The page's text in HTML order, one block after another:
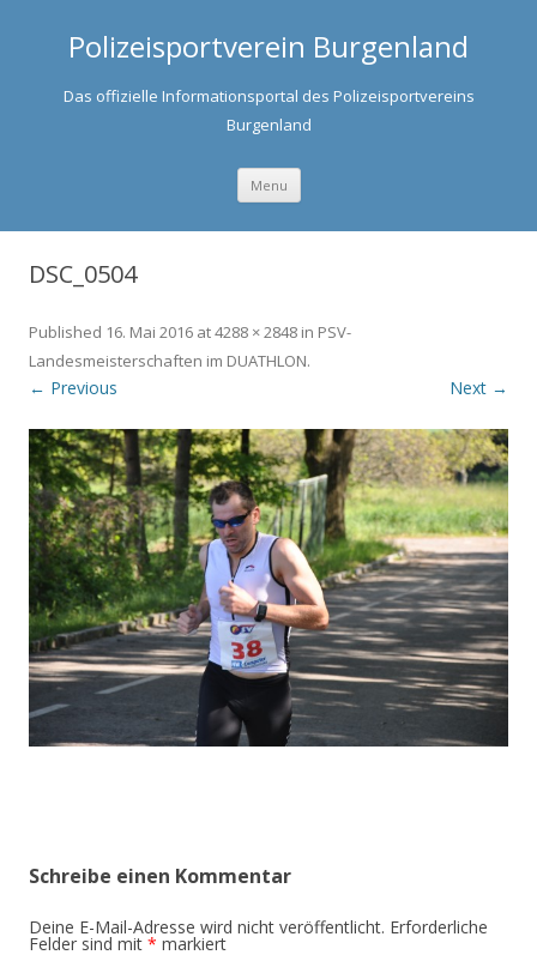
Polizeisportverein Burgenland
Das offizielle Informationsportal des Polizeisportvereins
Burgenland
Menu Skip to content
DSC_0504
Published 16. Mai 2016 at4288 × 2848 in PSV-
Landesmeisterschaften im DUATHLON.
← Previous Next →
Schreibe einen Kommentar
Deine E-Mail-Adresse wird nicht veröffentlicht. Erforderliche
Felder sind mit * markiert